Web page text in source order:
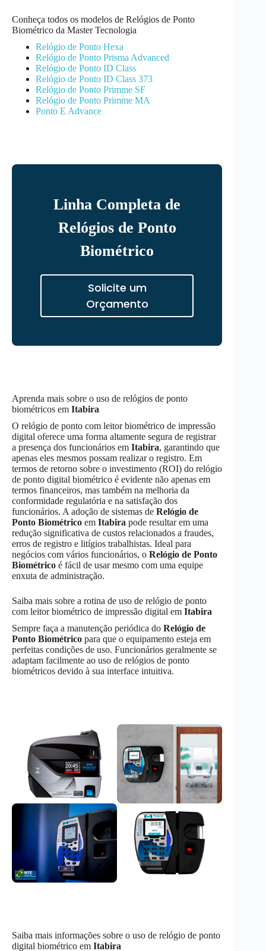
Conheça todos os modelos de Relógios de Ponto
Biométrico da Master Tecnologia
Relógio de Ponto Hexa
Relógio de Ponto Prisma Advanced
Relógio de Ponto ID Class
Relógio de Ponto ID Class 373
Relógio de Ponto Primme SF
Relógio de Ponto Primme MA
Ponto E Advance
Linha Completa de
Relógios de Ponto
Biométrico
Solicite um
Orçamento
Aprenda mais sobre o uso de relógios de ponto
biométricos em Itabira
O relógio de ponto com leitor biométrico de impressão
digital oferece uma forma altamente segura de registrar
a presença dos funcionários em Itabira, garantindo que
apenas eles mesmos possam realizar o registro. Em
termos de retorno sobre o investimento (ROI) do relógio
de ponto digital biométrico é evidente não apenas em
termos financeiros, mas também na melhoria da
conformidade regulatória e na satisfação dos
funcionários. A adoção de sistemas de Relógio de
Ponto Biométrico em Itabira pode resultar em uma
redução significativa de custos relacionados a fraudes,
erros de registro e litígios trabalhistas. Ideal para
negócios com vários funcionários, o Relógio de Ponto
Biométrico é fácil de usar mesmo com uma equipe
enxuta de administração.
Saiba mais sobre a rotina de uso de relógio de ponto
com leitor biométrico de impressão digital em Itabira
Sempre faça a manutenção periódica do Relógio de
Ponto Biométrico para que o equipamento esteja em
perfeitas condições de uso. Funcionários geralmente se
adaptam facilmente ao uso de relógios de ponto
biométricos devido à sua interface intuitiva.
Saiba mais informações sobre o uso de relógio de ponto
digital biométrico em Itabira